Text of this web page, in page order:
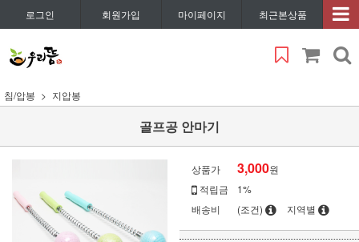
로그인 회원가입 마이페이지 최근본상품
침/압봉 지압봉
골프공 안마기
상품가 3,000원
적립금
1%
배송비
(조건) 지역별